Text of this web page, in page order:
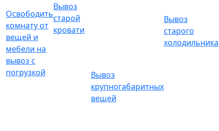
Подготовка к ремонту
Освободить
комнату от
вещей и
мебели на
вывоз с
погрузкой
Вывоз
старой
кровати
Вывоз
крупногабаритных
вещей
Вывоз
старого
холодильника